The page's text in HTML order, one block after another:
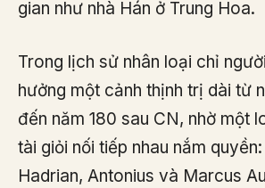
gian như nhà Hán ở Trung Hoa.
Trong lịch sử nhân loại chỉ
hưởng một cảnh thịnh trị dài từ
đến năm 180 sau CN, nhờ một
tài giỏi nối tiếp nhau nắm
Hadrian, Antonius và Marcus